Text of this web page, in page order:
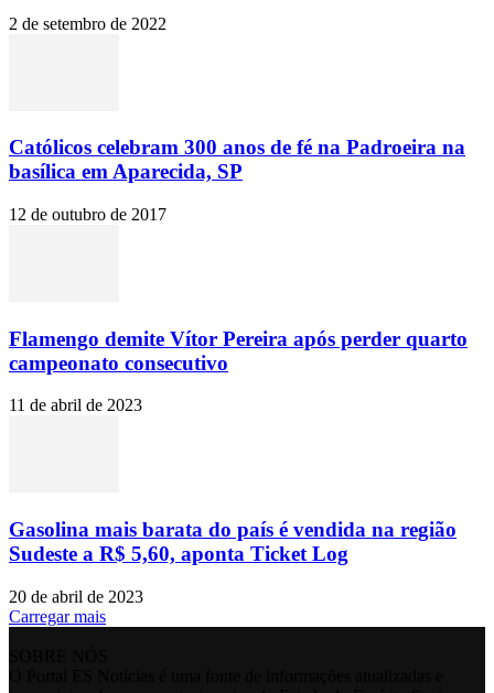
2 de setembro de 2022
Católicos celebram 300 anos de fé na Padroeira na
basílica em Aparecida, SP
12 de outubro de 2017
Flamengo demite Vítor Pereira após perder quarto
campeonato consecutivo
11 de abril de 2023
Gasolina mais barata do país é vendida na região
Sudeste a R$ 5,60, aponta Ticket Log
20 de abril de 2023
Carregar mais